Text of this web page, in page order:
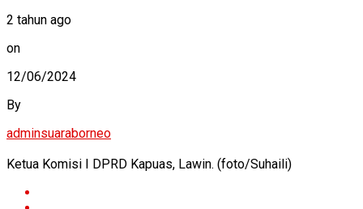
2 tahun ago
on
12/06/2024
By
adminsuaraborneo
Ketua Komisi I DPRD Kapuas, Lawin. (foto/Suhaili)